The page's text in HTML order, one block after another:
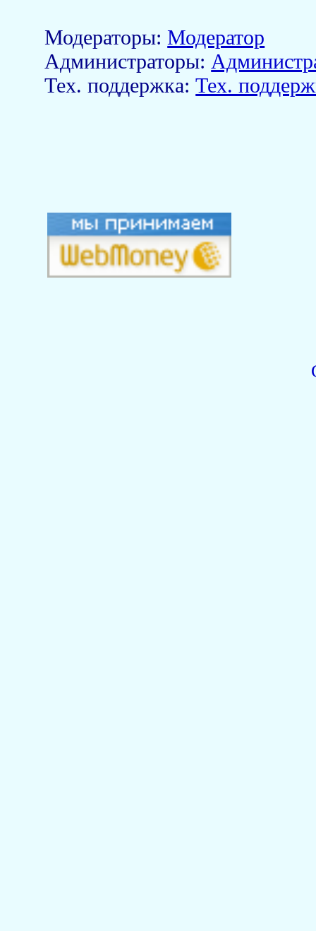
Модераторы:Модератор
Aдминистраторы:
Тех. поддержка:Тех.